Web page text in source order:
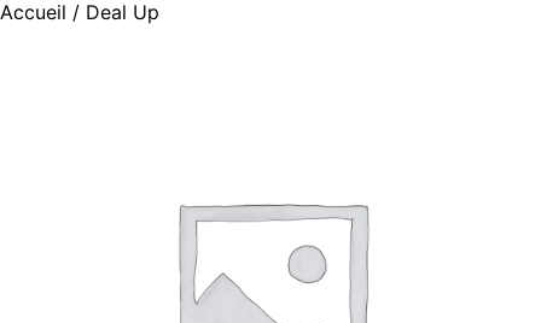
Accueil / Deal Up